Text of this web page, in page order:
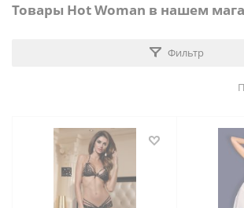
Товары Hot Woman в нашем
Фильтр